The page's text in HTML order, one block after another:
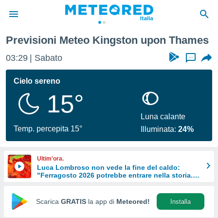
di
per
le
di
Web
Previsioni Meteo Kingston upon Thames
03:29 Sabato ...
Cielo sereno
15°
Temp. percepita 15°
Luna calante
Illuminata:24%
Ultim'ora.
Luca Lombroso non vede la fine del caldo:
"Ferragosto 2026 potrebbe entrare nella storia.
Scarica GRATIS la app di Meteored! Installa